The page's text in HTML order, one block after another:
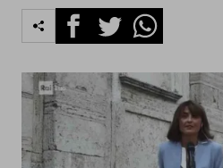
FacebookTwitterWhatsapp